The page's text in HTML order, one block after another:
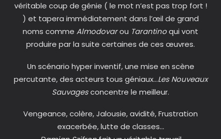
véritable coup de génie ( le mot n’est pas trop fort !
) et tapera immédiatement dans l’œil de grand
noms comme Almodovarou Tarantinoqui vont
produire par la suite certaines de ces œuvres.
Un scénario hyper inventif, une mise en scène
percutante, des acteurs tous géniaux…Les Nouveaux
Sauvagesconcentre le meilleur.
Vengeance, colère, Jalousie, avidité, Frustration
exacerbée, lutte de classes…